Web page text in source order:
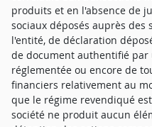
produits et en l'absence de
sociaux déposés auprès des
l'entité, de déclaration
de document authentifié
réglementée ou encore de
financiers relativement au
que le régime revendiqué
société ne produit aucun